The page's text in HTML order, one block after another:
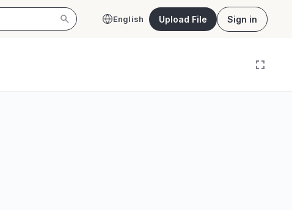
English Upload File Sign in